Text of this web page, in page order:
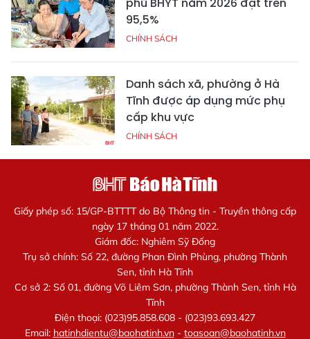
95,5%
CHÍNH SÁCH
Danh sách xã, phường ở Hà
Tĩnh được áp dụng mức phụ
cấp khu vực
CHÍNH SÁCH
Giấy phép số: 15/GP-BTTTT do Bộ Thông tin - Truyền thông cấp
ngày 17 tháng 01 năm 2022.
Giám đốc: Nghiêm Sỹ Đống
Trụ sở chính: Số 22, đường Phan Đình Phùng, phường Thành
Sen, tỉnh Hà Tĩnh
Cơ sở 2: Số 01, đường Võ Liêm Sơn, phường Thành Sen, tỉnh Hà
Tĩnh
Điện thoại: (023)95.858.608 - (023)93.693.427
Email: hatinhdientu@baohatinh.vn- toasoan@baohatinh.vn